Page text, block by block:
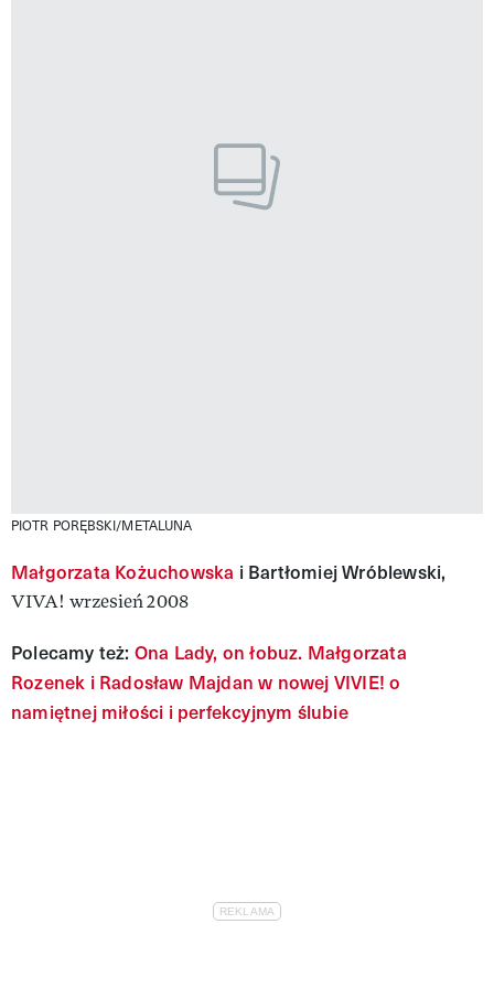
PIOTR PORĘBSKI/METALUNA
Małgorzata Kożuchowska i Bartłomiej Wróblewski,
VIVA! wrzesień 2008
Polecamy też: Ona Lady, on łobuz. Małgorzata
Rozenek i Radosław Majdan w nowej VIVIE! o
namiętnej miłości i perfekcyjnym ślubie